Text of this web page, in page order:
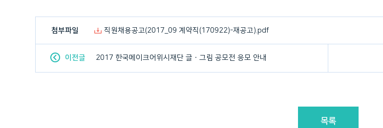
첨부파일 직원채용공고(2017_09 계약직(170922)-재공고).pdf
이전글 2017 한국메이크어위시재단 글ㆍ그림 공모전 응모 안내
목록